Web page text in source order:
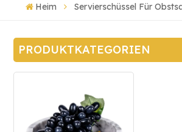
Heim Servierschüssel Für
PRODUKTKATEGORIEN